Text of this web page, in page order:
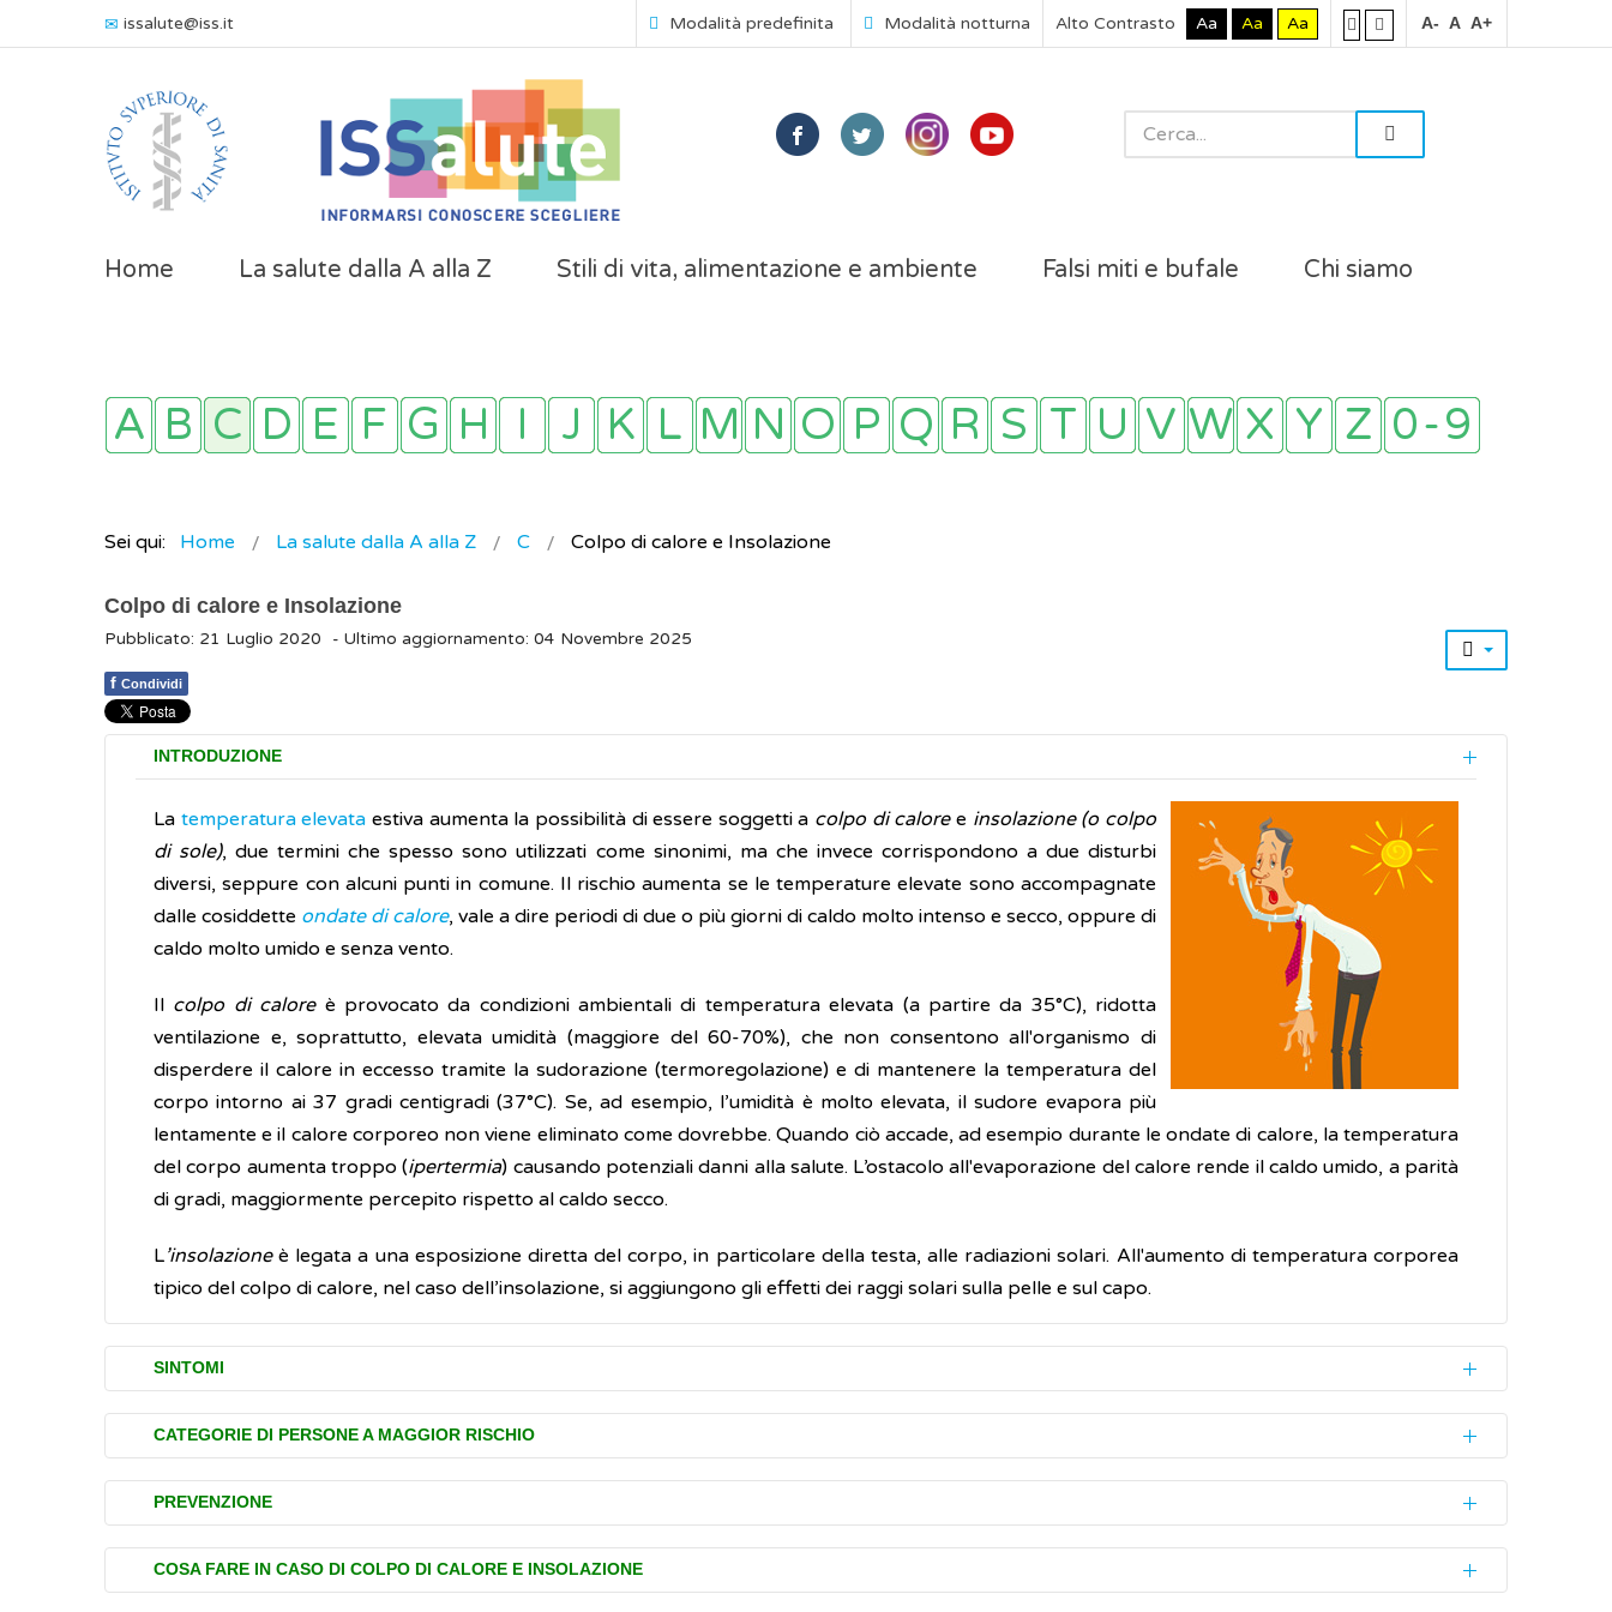
issalute@iss.it Modalità predefinita Modalità notturna Alto Contrasto Aa Aa Aa A- A A+
Home La salute dalla A alla Z Stili di vita, alimentazione e ambiente Falsi miti e bufale Chi siamo
Sei qui: Home La salute dalla A alla Z C Colpo di calore e Insolazione
Colpo di calore e Insolazione
Pubblicato: 21 Luglio 2020 - Ultimo aggiornamento: 04 Novembre 2025
f Condividi
INTRODUZIONE
La temperatura elevata estiva aumenta la possibilità di essere soggetti a colpo di caloree insolazione (o colpo
di sole), due termini che spesso sono utilizzati come sinonimi, ma che invece corrispondono a due disturbi
diversi, seppure con alcuni punti in comune. Il rischio aumenta se le temperature elevate sono accompagnate
dalle cosiddette ondate di calore, vale a dire periodi di due o più giorni di caldo molto intenso e secco, oppure di
caldo molto umido e senza vento.
Il colpo di caloreè provocato da condizioni ambientali di temperatura elevata (a partire da 35°C), ridotta
ventilazione e, soprattutto, elevata umidità (maggiore del 60-70%), che non consentono all'organismo di
disperdere il calore in eccesso tramite la sudorazione (termoregolazione) e di mantenere la temperatura del
corpo intorno ai 37 gradi centigradi (37°C). Se, ad esempio, l’umidità è molto elevata, il sudore evapora più
lentamente e il calore corporeo non viene eliminato come dovrebbe. Quando ciò accade, ad esempio durante le ondate di calore, la temperatura
del corpo aumenta troppo (ipertermia) causando potenziali danni alla salute. L’ostacolo all'evaporazione del calore rende il caldo umido, a parità
di gradi, maggiormente percepito rispetto al caldo secco.
L’insolazioneè legata a una esposizione diretta del corpo, in particolare della testa, alle radiazioni solari. All'aumento di temperatura corporea
tipico del colpo di calore, nel caso dell’insolazione, si aggiungono gli effetti dei raggi solari sulla pelle e sul capo.
SINTOMI
Colpo di calore e insolazionepossono avere gravi conseguenze e non devono essere presi alla leggera. È importante riconoscere i primi disturbi
in modo da poter intervenire rapidamente.
Colpo di calore
Gli effetti del colpo di calore si verificano quando la temperatura corporea aumenta rapidamente (in 10-15 minuti), raggiungendo i 40-41°C, a
causa della diminuzione della capacità del corpo di regolarla.
CATEGORIE DI PERSONE A MAGGIOR RISCHIO
Le persone maggiormente soggette a colpo di calore e insolazione sono:
diminuita sudorazione. Gli anziani, inoltre, avvertono meno dei giovani lo stimolo della sete e quando fa molto caldo sono portati a bere meno
PREVENZIONE
Con l'aumento medio delle temperature legato ai cambiamenti climatici, il Ministero della Salute ha stabilito dal 2005 un Piano nazionale per la
prevenzione degli effetti del caldo sulla salute (inclusi colpi di calore e insolazioni), per favorire la collaborazione tra le istituzioni e fornire
COSA FARE IN CASO DI COLPO DI CALORE E INSOLAZIONE